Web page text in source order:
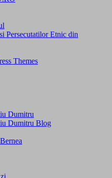
Persecutatilor Etnic din
Themes
Dumitru
Dumitru Blog